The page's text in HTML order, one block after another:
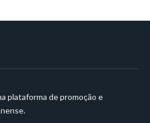
plataforma de promoção e